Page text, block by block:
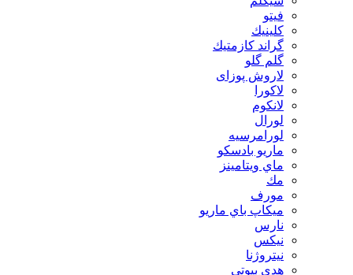
فيتو
كلينيك
گراند كازمتيك
گلم گلو
لاروش پوزای
لاكورا
لانكوم
لورال
لورامرسيه
ماريو بادسكو
ماي ويتامينز
مك
مورف
ميكاپ باي ماريو
نارس
نيكس
نیتروژنا
هدي بيوتي